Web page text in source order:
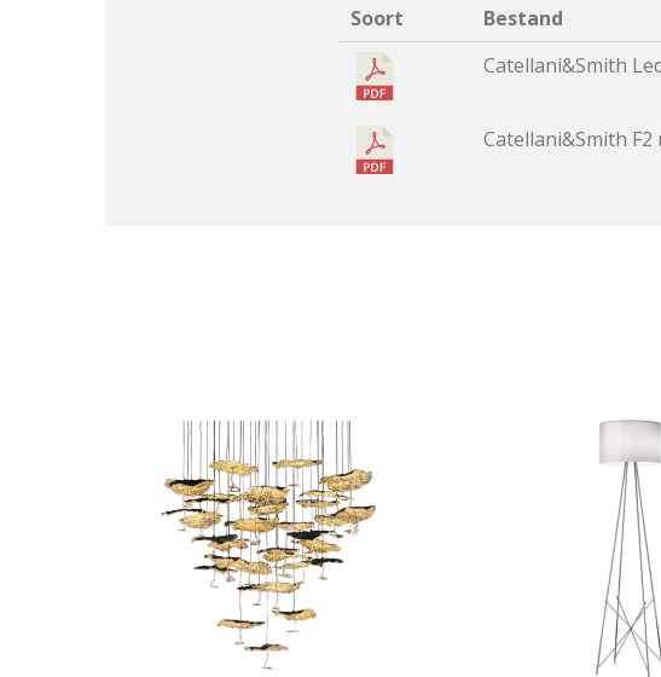
Soort Bestand
Catellani&Smith
Catellani&Smith